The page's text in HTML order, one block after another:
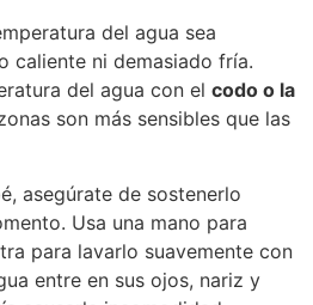
del agua sea
caliente ni demasiado fría.
del agua con el codo o la
son más sensibles que las
asegúrate de sostenerlo
Usa una mano para
para lavarlo suavemente con
entre en sus ojos, nariz y